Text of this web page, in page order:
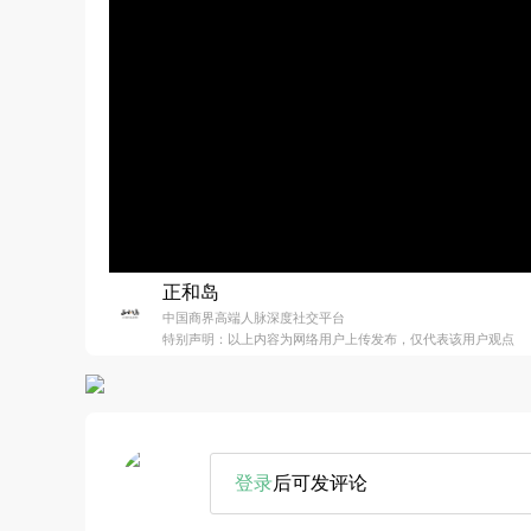
正和岛
中国商界高端人脉深度社交平台
特别声明：以上内容为网络用户上传发布，仅代表该用户观点
登录后可发评论